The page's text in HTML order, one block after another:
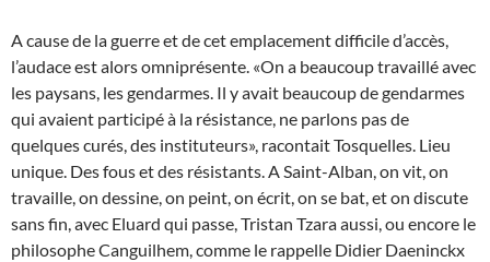
A cause de la guerre et de cet emplacement difficile d’accès,
l’audace est alors omniprésente. «On a beaucoup travaillé avec
les paysans, les gendarmes. Il y avait beaucoup de gendarmes
qui avaient participé à la résistance, ne parlons pas de
quelques curés, des instituteurs», racontait Tosquelles. Lieu
unique. Des fous et des résistants. A Saint-Alban, on vit, on
travaille, on dessine, on peint, on écrit, on se bat, et on discute
sans fin, avec Eluard qui passe, Tristan Tzara aussi, ou encore le
philosophe Canguilhem, comme le rappelle Didier Daeninckx